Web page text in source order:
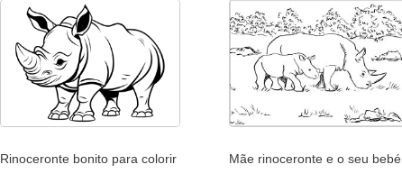
Rinoceronte bonito para colorir Mãe rinoceronte e o seu bebé